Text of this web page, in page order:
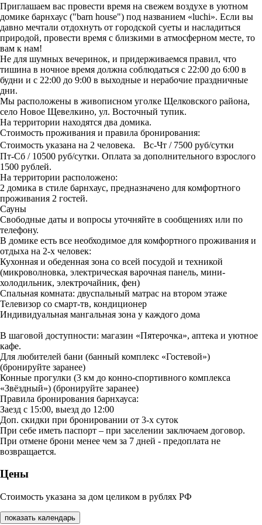
Приглашаем вас провести время на свежем воздухе в уютном
домике барнхаус ("barn house") под названием «luchi». Если вы
давно мечтали отдохнуть от городской суеты и насладиться
природой, провести время с близкими в атмосферном месте, то
вам к нам!
Не для шумных вечеринок, и придерживаемся правил, что
тишина в ночное время должна соблюдаться с 22:00 до 6:00 в
будни и с 22:00 до 9:00 в выходные и нерабочие праздничные
дни.
Мы расположены в живописном уголке Щелковского района,
село Новое Щевелкино, ул. Восточный тупик.
На территории находятся два домика.
Стоимость проживания и правила бронирования:
Стоимость указана на 2 человека. Вс-Чт / 7500 руб/сутки
Пт-Сб / 10500 руб/сутки. Оплата за дополнительного взрослого
1500 рублей.
На территории расположено:
2 домика в стиле барнхаус, предназначено для комфортного
проживания 2 гостей.
Сауны
Свободные даты и вопросы уточняйте в сообщениях или по
телефону.
В домике есть все необходимое для комфортного проживания и
отдыха на 2-х человек:
Кухонная и обеденная зона со всей посудой и техникой
(микроволновка, электрическая варочная панель, мини-
холодильник, электрочайник, фен)
Спальная комната: двуспальный матрас на втором этаже
Телевизор со смарт-тв, кондиционер
Индивидуальная мангальная зона у каждого дома
В шаговой доступности: магазин «Пятерочка», аптека и уютное
кафе.
Для любителей бани (банный комплекс «Гостевой»)
(бронируйте заранее)
Конные прогулки (3 км до конно-спортивного комплекса
«Звёздный») (бронируйте заранее)
Правила бронирования барнхауса:
Заезд с 15:00, выезд до 12:00
Доп. скидки при бронировании от 3-х суток
При себе иметь паспорт – при заселении заключаем договор.
При отмене брони менее чем за 7 дней - предоплата не
возвращается.
Цены
Стоимость указана за дом целиком в рублях РФ
показать календарь